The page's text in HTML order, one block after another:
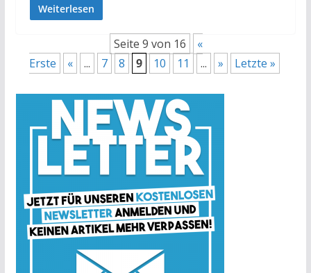
Weiterlesen
Seite 9 von 16
«
Erste
« ... 7 8 9 10 11 ... » Letzte »